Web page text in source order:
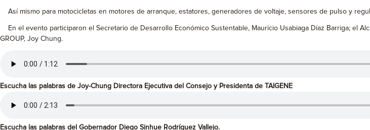
Así mismo para motocicletas en motores de arranque, estatores, generadores de voltaje, sensores de pulso y
En el evento participaron el Secretario de Desarrollo Económico Sustentable, Mauricio Usabiaga Díaz Barriga; el
GROUP, Joy Chung.
Escucha las palabras de Joy-Chung Directora Ejecutiva del Consejo y Presidenta de TAIGENE
Escucha las palabras del Gobernador Diego Sinhue Rodríguez Vallejo.